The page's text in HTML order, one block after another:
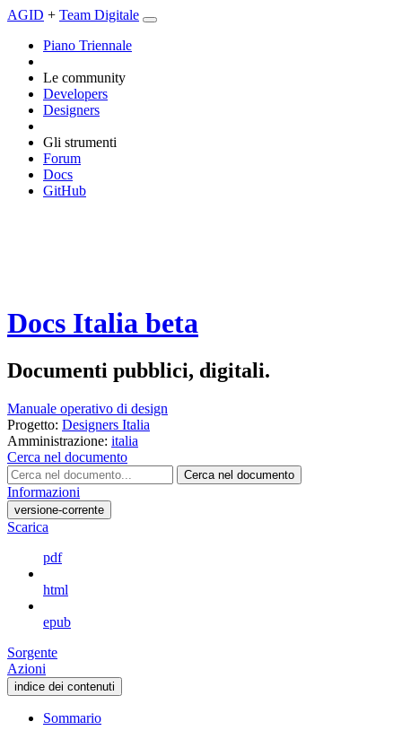
AGID + Team Digitale
Piano Triennale
Le community
Developers
Designers
Gli strumenti
Forum
Docs
GitHub
Docs Italia beta
Documenti pubblici, digitali.
Manuale operativo di design
Progetto: Designers Italia
Amministrazione: italia
Cerca nel documento
Cerca nel documento
Informazioni
versione-corrente
Scarica
pdf
html
epub
Sorgente
Azioni
indice dei contenuti
Sommario